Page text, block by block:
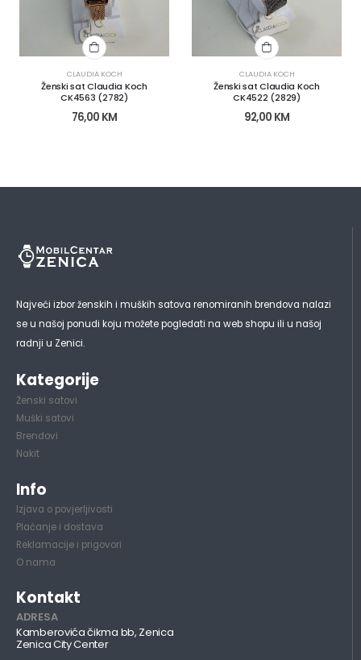
CLAUDIA KOCH
Ženski sat Claudia Koch
CK4563 (2782)
76,00 KM
CLAUDIA KOCH
Ženski sat Claudia Koch
CK4522 (2829)
92,00 KM
Najveći izbor ženskih i muških satova renomiranih brendova nalazi
se u našoj ponudi koju možete pogledati na web shopu ili u našoj
radnji u Zenici.
Kategorije
Ženski satovi
Muški satovi
Brendovi
Nakit
Info
Izjava o povjerljivosti
Plaćanje i dostava
Reklamacije i prigovori
O nama
Kontakt
ADRESA
Kamberovića čikma bb, Zenica
Zenica City Center